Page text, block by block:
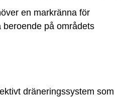
en markränna för
på områdets
dräneringssystem som